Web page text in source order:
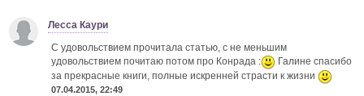
Лесса Каури
С удовольствием прочитала статью, с не меньшим
удовольствием почитаю потом про Конрада :
Галине спасибо
за прекрасные книги, полные искренней страсти к жизни
07.04.2015, 22:49